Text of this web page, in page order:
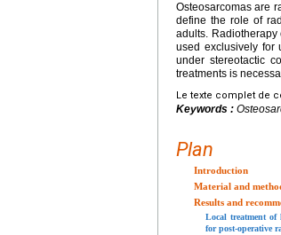
Osteosarcomas are
define the role of
adults.
used exclusively for
under stereotactic
treatments is
Le texte complet de
Keywords :
Plan
Introduction
Material and
Results and
Local treatment of
for post-operative